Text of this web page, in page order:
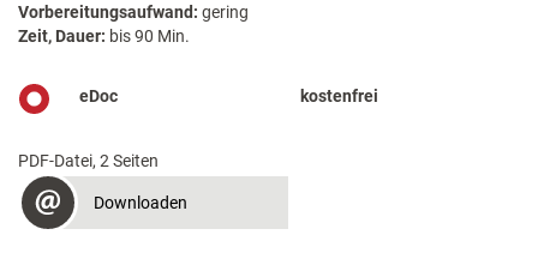
Vorbereitungsaufwand: gering
Zeit, Dauer: bis 90 Min.
eDoc kostenfrei
PDF-Datei, 2 Seiten
Downloaden